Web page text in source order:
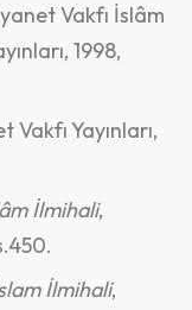
Vakfı İslâm
1998,
Yayınları,
İlmihali,
İlmihali,